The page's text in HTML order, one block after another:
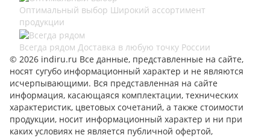
Оптимальный выбор Широкий ассортимент
продукции
Всегда рядом Доставка в любую точку России
© 2026 indiru.ru Все данные, представленные на сайте,
носят сугубо информационный характер и не являются
исчерпывающими. Вся представленная на сайте
информация, касающаяся комплектации, технических
характеристик, цветовых сочетаний, а также стоимости
продукции, носит информационный характер и ни при
каких условиях не является публичной офертой,